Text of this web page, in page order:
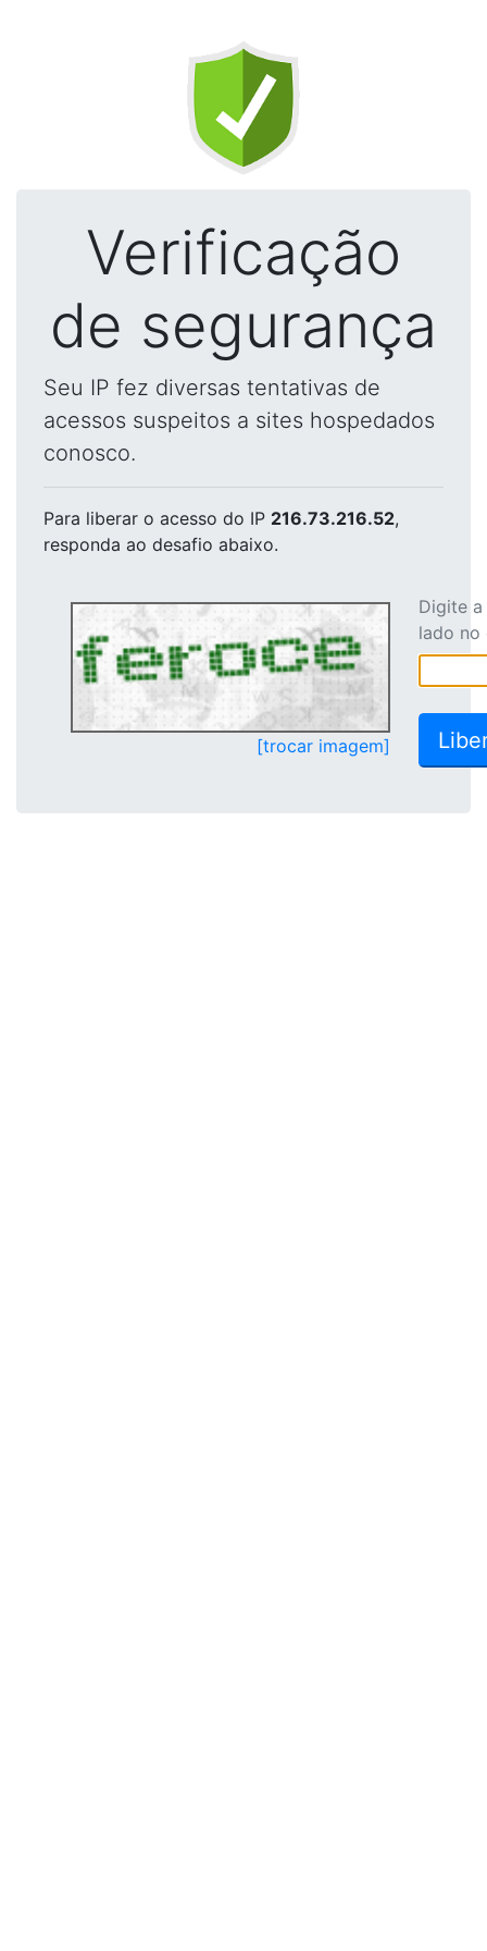
Verificação
de segurança
Seu IP fez diversas tentativas de
acessos suspeitos a sites hospedados
conosco.
Para liberar o acesso do IP 216.73.216.52,
responda ao desafio abaixo.
[trocar imagem]
Digite
lado no